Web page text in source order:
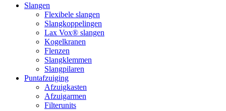
Slangen
Flexibele slangen
Slangkoppelingen
Lax Vox® slangen
Kogelkranen
Flenzen
Slangklemmen
Slangpilaren
Puntafzuiging
Afzuigkasten
Afzuigarmen
Filterunits